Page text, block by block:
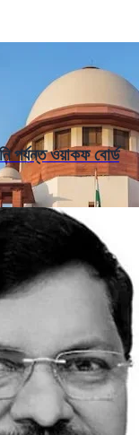
ওয়াকফ বোর্ড